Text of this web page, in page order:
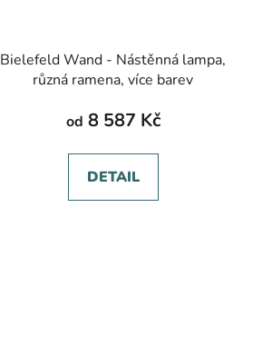
Bielefeld Wand - Nástěnná lampa,
různá ramena, více barev
od 8 587 Kč
DETAIL